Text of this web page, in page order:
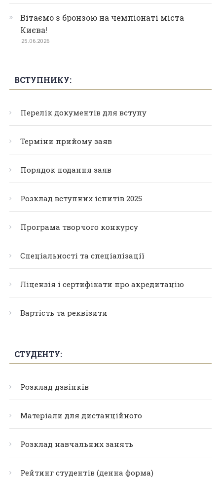
Вітаємо з бронзою на чемпіонаті міста
Києва!
25.06.2026
ВСТУПНИКУ:
Перелік документів для вступу
Терміни прийому заяв
Порядок подання заяв
Розклад вступних іспитів 2025
Програма творчого конкурсу
Спеціальності та спеціалізації
Ліцензія і сертифікати про акредитацію
Вартість та реквізити
СТУДЕНТУ:
Розклад дзвінків
Матеріали для дистанційного
Розклад навчальних занять
Рейтинг студентів (денна форма)